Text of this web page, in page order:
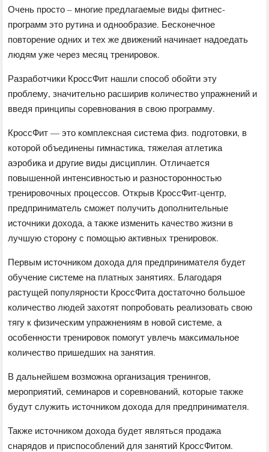
Очень просто – многие предлагаемые виды фитнес-
программ это рутина и однообразие. Бесконечное
повторение одних и тех же движений начинает надоедать
людям уже через месяц тренировок.
Разработчики КроссФит нашли способ обойти эту
проблему, значительно расширив количество упражнений и
введя принципы соревнования в свою программу.
КроссФит — это комплексная система физ. подготовки, в
которой объединены гимнастика, тяжелая атлетика
аэробика и другие виды дисциплин. Отличается
повышенной интенсивностью и разносторонностью
тренировочных процессов. Открыв КроссФит-центр,
предприниматель сможет получить дополнительные
источники дохода, а также изменить качество жизни в
лучшую сторону с помощью активных тренировок.
Первым источником дохода для предпринимателя будет
обучение системе на платных занятиях. Благодаря
растущей популярности КроссФита достаточно большое
количество людей захотят попробовать реализовать свою
тягу к физическим упражнениям в новой системе, а
особенности тренировок помогут увлечь максимальное
количество пришедших на занятия.
В дальнейшем возможна организация тренингов,
мероприятий, семинаров и соревнований, которые также
будут служить источником дохода для предпринимателя.
Также источником дохода будет являться продажа
снарядов и приспособлений для занятий КроссФитом.